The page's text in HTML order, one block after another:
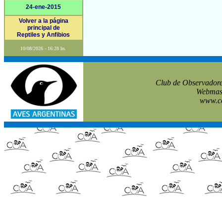
24-ene-2015
Volver a la página
principal de
Reptiles y Anfibios
10/08/2026 - 16:28 hs.
Club de